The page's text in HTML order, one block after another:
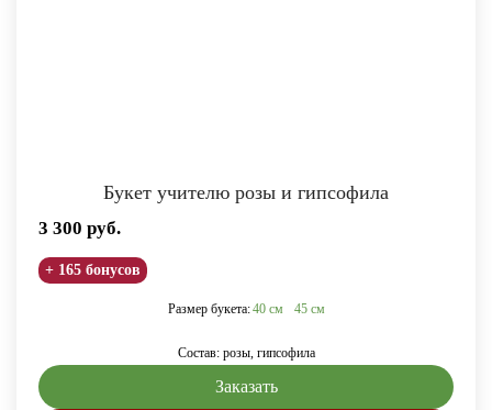
Букет учителю розы и гипсофила
3 300 руб.
+ 165 бонусов
Размер букета:40 см 45 см
Состав: розы, гипсофила
Заказать